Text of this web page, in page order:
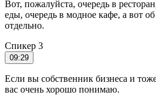
Вот, пожалуйста, очередь в
еды, очередь в модное кафе, а вот
отдельно.
Спикер 3
09:29
Если вы собственник бизнеса и
вас очень хорошо понимаю.